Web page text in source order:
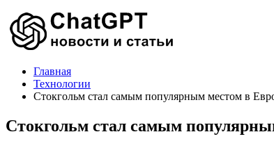
Главная
Технологии
Стокгольм стал самым популярным местом в
Стокгольм стал самым